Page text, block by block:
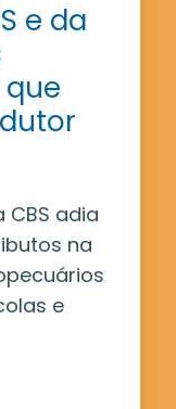
e da
CBS adia
na
e